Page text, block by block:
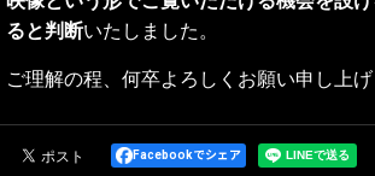
ると判断いたしました。
ご理解の程、何卒よろしくお願い申し上げ
Facebookでシェア